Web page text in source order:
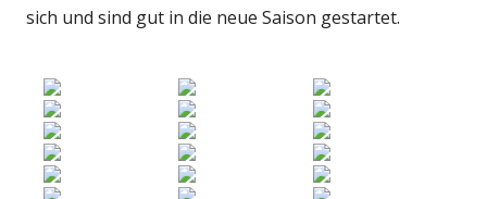
sich und sind gut in die neue Saison gestartet.